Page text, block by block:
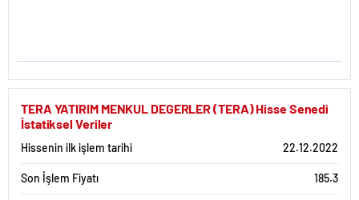
TERA YATIRIM MENKUL DEGERLER (TERA) Hisse Senedi
İstatiksel Veriler
Hissenin ilk işlem tarihi 22.12.2022
Son İşlem Fiyatı 185.3